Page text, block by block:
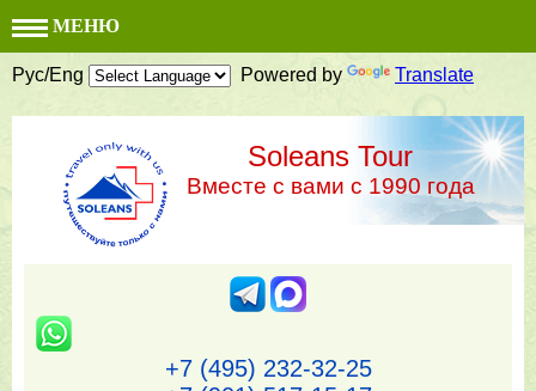
МЕНЮ
Рус/Eng Powered by Translate
Soleans Tour
Вместе с вами с 1990 года
+7 (495) 232-32-25